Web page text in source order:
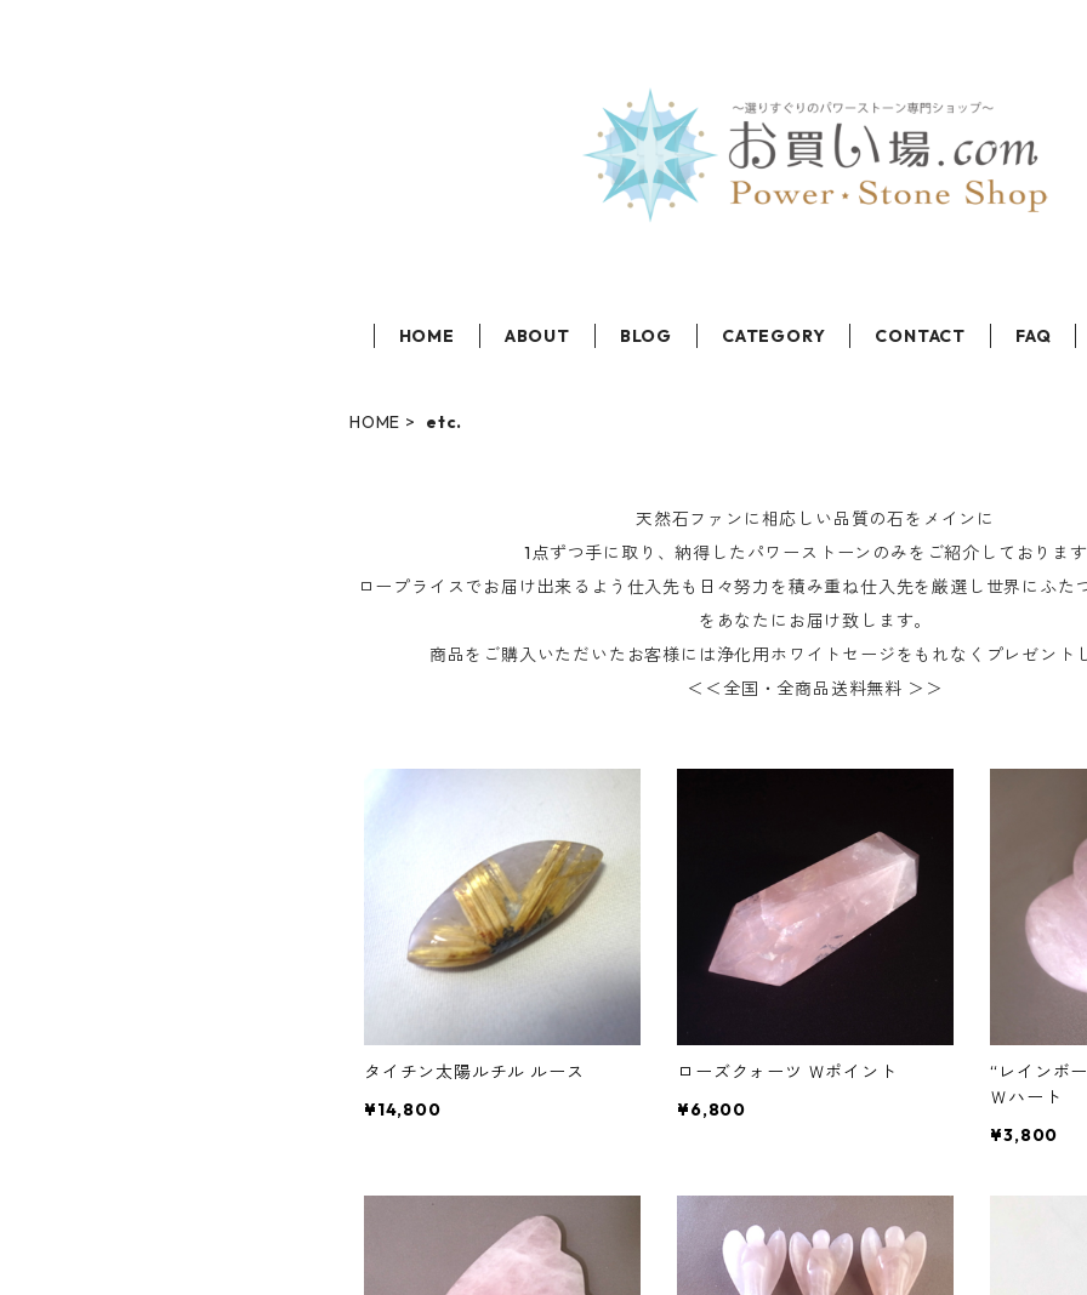
HOME ABOUT BLOG CATEGORY CONTACT FAQ
HOME etc.
天然石ファンに相応しい品質の石をメインに
1点ずつ手に取り、納得したパワーストーンのみをご紹介しておりま
ロープライスでお届け出来るよう仕入先も日々努力を積み重ね仕入先を厳選し世界にふた
をあなたにお届け致します。
商品をご購入いただいたお客様には浄化用ホワイトセージをもれなくプレゼント
＜＜全国・全商品送料無料 ＞＞
タイチン太陽ルチル ルース
¥14,800
ローズクォーツ Ｗポイント
¥6,800
“レインボ
Ｗハート
¥3,800